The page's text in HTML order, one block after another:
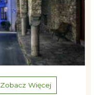
Zobacz Więcej